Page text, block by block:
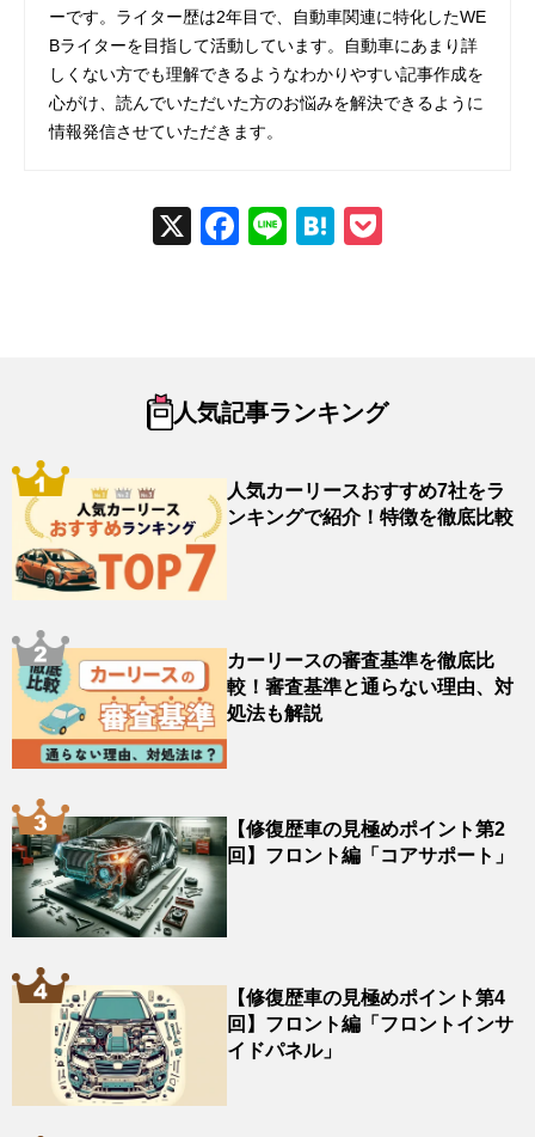
ーです。ライター歴は2年目で、自動車関連に特化したWE
Bライターを目指して活動しています。自動車にあまり詳
しくない方でも理解できるようなわかりやすい記事作成を
心がけ、読んでいただいた方のお悩みを解決できるように
情報発信させていただきます。
X
Fac
Line
Hat
人気記事ランキング
人気カーリースおすすめ7社をラ
ンキングで紹介！特徴を徹底比較
カーリースの審査基準を徹底比
較！審査基準と通らない理由、対
処法も解説
【修復歴車の見極めポイント第2
回】フロント編「コアサポート」
【修復歴車の見極めポイント第4
回】フロント編「フロントインサ
イドパネル」